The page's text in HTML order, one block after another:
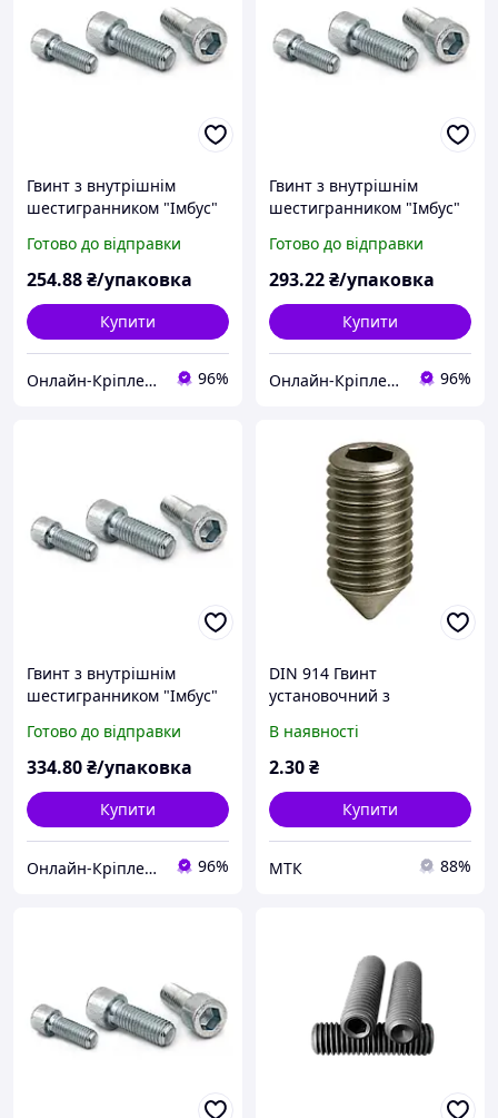
Гвинт з внутрішнім
шестигранником "Імбус"
м14х50 (10шт)
Готово до відправки
254.88₴/упаковка
Купити
Онлайн-Кріплення 96%
Гвинт з внутрішнім
шестигранником "Імбус"
м14х60 (10шт)
Готово до відправки
293.22₴/упаковка
Купити
Онлайн-Кріплення 96%
Гвинт з внутрішнім
шестигранником "Імбус"
м14х70 (10шт)
Готово до відправки
334.80₴/упаковка
Купити
Онлайн-Кріплення 96%
DIN 914 Гвинт
установочний з
шестигранником 45H
цинк
В наявності
2.30₴
Купити
МТК 88%